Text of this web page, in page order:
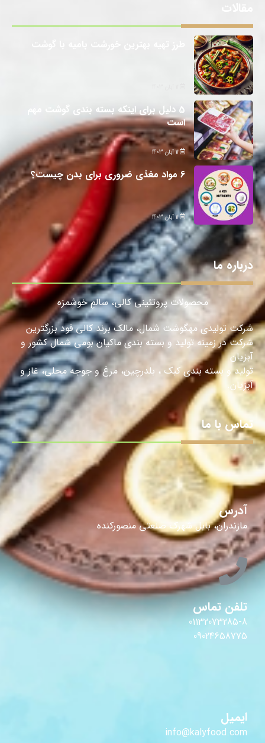
5 دلیل برای اینکه بسته بندی گوشت مهم
است
12 آبان 1403
6 مواد مغذی ضروری برای بدن چیست؟
12 آبان 1403
درباره ما
محصولات پروتئینی کالی، سالمِ خوشمزه
شرکت تولیدی مهگوشت شمال، مالک برند کالی فود بزرگترین
شرکت در زمینه تولید و بسته بندی ماکیان بومی شمال کشور و
آبزیان
تولید و بسته بندی کبک ، بلدرچین، مرغ و جوجه محلی، غاز و
آبزیان.
تماس با ما
آدرس
مازندران، بابل شهرک صنعتی منصورکنده
تلفن تماس
01132073285-8
09024658775
ایمیل
info@kalyfood.com